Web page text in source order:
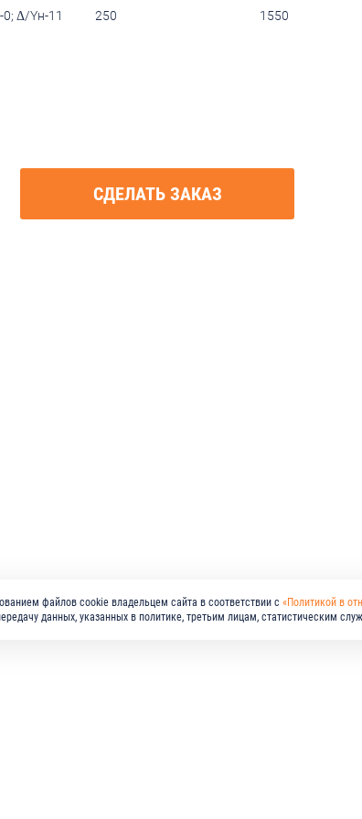
0; Δ/Yн-11 250 1550
CДЕЛАТЬ ЗАКАЗ
файлов cookie владельцем сайта в соответствии с «Политикой в
данных, указанных в политике, третьим лицам, статистическим